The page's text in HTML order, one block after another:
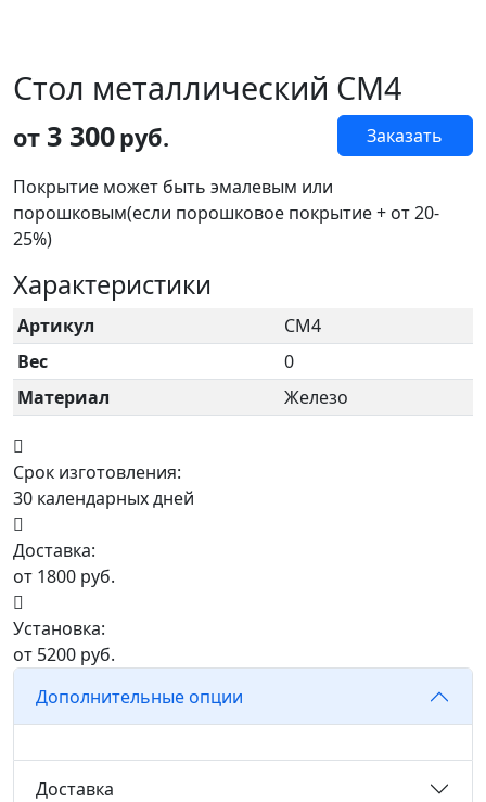
Стол металлический СМ4
от 3 300руб. Заказать
Покрытие может быть эмалевым или
порошковым(если порошковое покрытие + от 20-
25%)
Характеристики
Артикул
СМ4
Вес
0
Материал
Железо
Срок изготовления:
30 календарных дней
Доставка:
от 1800 руб.
Установка:
от 5200 руб.
Дополнительные опции
Доставка